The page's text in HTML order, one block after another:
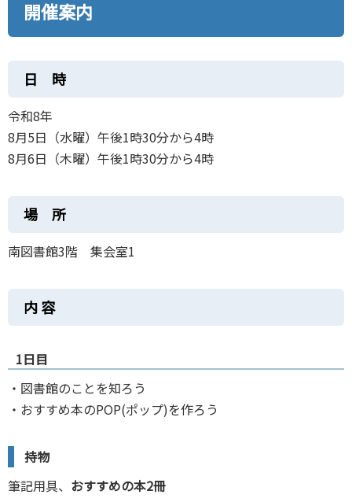
開催案内
日 時
令和8年
8月5日（水曜）午後1時30分から4時
8月6日（木曜）午後1時30分から4時
場 所
南図書館3階 集会室1
内 容
1日目
・図書館のことを知ろう
・おすすめ本のPOP(ポップ)を作ろう
持物
筆記用具、 おすすめの本2冊